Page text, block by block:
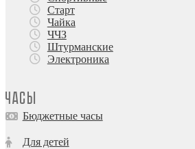
Старт
Чайка
ЧЧЗ
Штурманские
Электроника
Часы
Бюджетные часы
Для детей